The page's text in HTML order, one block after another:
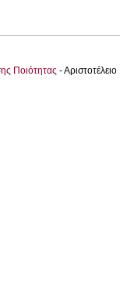
Ποιότητας -